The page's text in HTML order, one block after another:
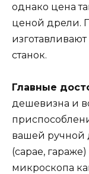
однако цена
ценой дрели.
станок.
Главные
дешевизна и
вашей ручной
(сарае,
микроскопа